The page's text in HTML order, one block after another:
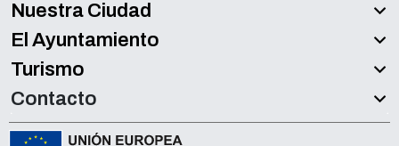
Nuestra Ciudad
El Ayuntamiento
Turismo
Contacto